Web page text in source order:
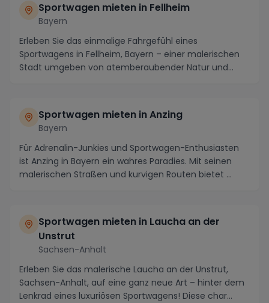
Sportwagen mieten in Fellheim
Bayern
Erleben Sie das einmalige Fahrgefühl eines
Sportwagens in Fellheim, Bayern – einer malerischen
Stadt umgeben von atemberaubender Natur und
Sportwagen mieten in Anzing
Bayern
Für Adrenalin-Junkies und Sportwagen-Enthusiasten
ist Anzing in Bayern ein wahres Paradies. Mit seinen
malerischen Straßen und kurvigen Routen bietet ...
Sportwagen mieten in Laucha an der
Unstrut
Sachsen-Anhalt
Erleben Sie das malerische Laucha an der Unstrut,
Sachsen-Anhalt, auf eine ganz neue Art – hinter dem
Lenkrad eines luxuriösen Sportwagens! Diese char...